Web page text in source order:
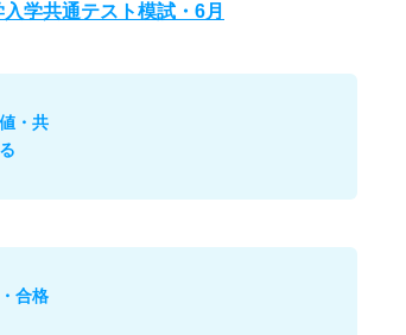
学共通テスト模試・6月
・共
合格